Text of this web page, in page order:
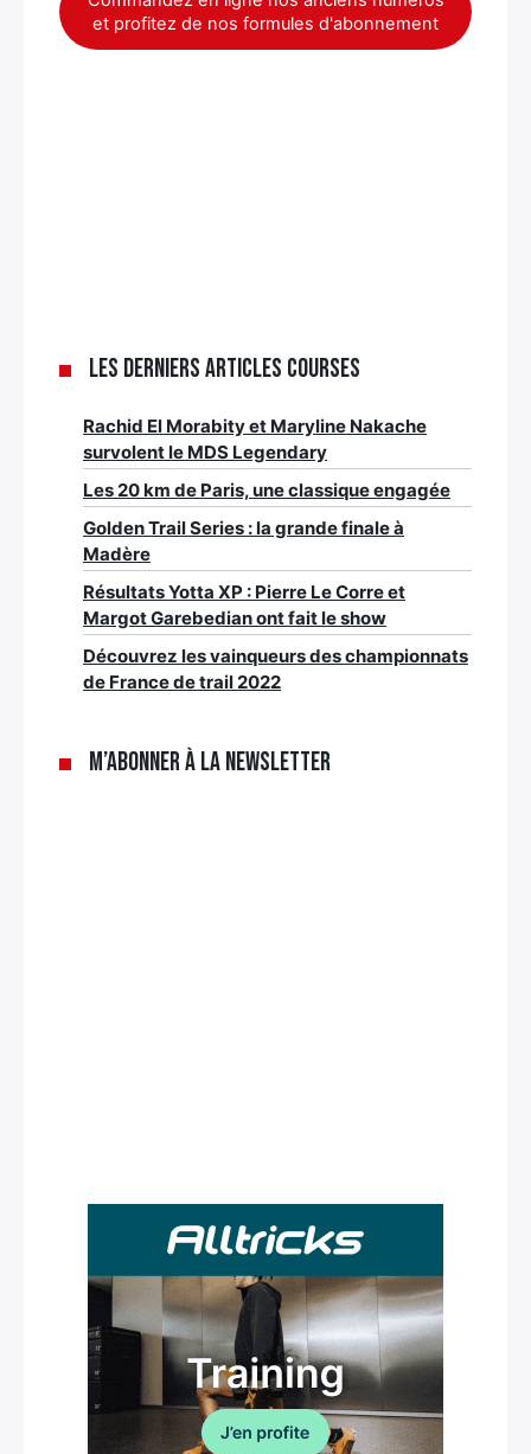
et profitez de nos formules d'abonnement
Les derniers articles Courses
Rachid El Morabity et Maryline Nakache
survolent le MDS Legendary
Les 20 km de Paris, une classique engagée
Golden Trail Series : la grande finale à
Madère
Résultats Yotta XP : Pierre Le Corre et
Margot Garebedian ont fait le show
Découvrez les vainqueurs des championnats
de France de trail 2022
M’abonner à la newsletter